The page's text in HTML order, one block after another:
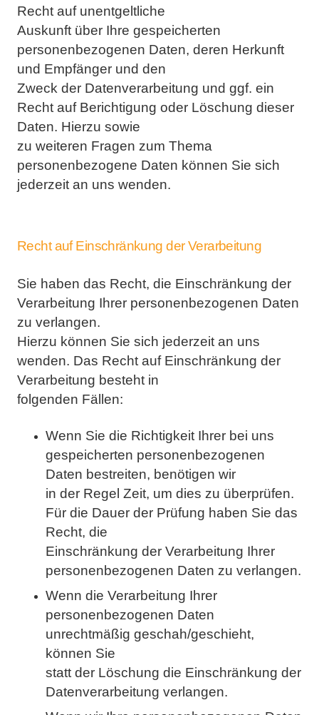
Recht auf unentgeltliche
Auskunft über Ihre gespeicherten
personenbezogenen Daten, deren Herkunft
und Empfänger und den
Zweck der Datenverarbeitung und ggf. ein
Recht auf Berichtigung oder Löschung dieser
Daten. Hierzu sowie
zu weiteren Fragen zum Thema
personenbezogene Daten können Sie sich
jederzeit an uns wenden.
Recht auf Einschränkung der Verarbeitung
Sie haben das Recht, die Einschränkung der
Verarbeitung Ihrer personenbezogenen Daten
zu verlangen.
Hierzu können Sie sich jederzeit an uns
wenden. Das Recht auf Einschränkung der
Verarbeitung besteht in
folgenden Fällen:
Wenn Sie die Richtigkeit Ihrer bei uns
gespeicherten personenbezogenen
Daten bestreiten, benötigen wir
in der Regel Zeit, um dies zu überprüfen.
Für die Dauer der Prüfung haben Sie das
Recht, die
Einschränkung der Verarbeitung Ihrer
personenbezogenen Daten zu verlangen.
Wenn die Verarbeitung Ihrer
personenbezogenen Daten
unrechtmäßig geschah/geschieht,
können Sie
statt der Löschung die Einschränkung der
Datenverarbeitung verlangen.